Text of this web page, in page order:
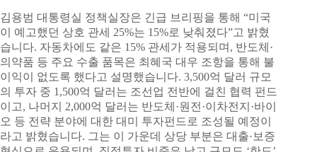
김용범 대통령실 정책실장은 긴급 브리핑을 통해 “미국
이 예고했던 상호 관세 25%는 15%로 낮춰졌다”고 밝혔
습니다. 자동차에도 같은 15% 관세가 적용되며, 반도체·
의약품 등 주요 수출 품목은 최혜국 대우 조항을 통해 불
이익이 없도록 했다고 설명했습니다. 3,500억 달러 규모
의 투자 중 1,500억 달러는 조선업 전반에 걸친 협력 펀드
이고, 나머지 2,000억 달러는 반도체·원전·이차전지·바이
오 등 전략 분야에 대한 대미 투자펀드로 조성될 예정이
라고 밝혔습니다. 그는 이 가운데 상당 부분은 대출·보증